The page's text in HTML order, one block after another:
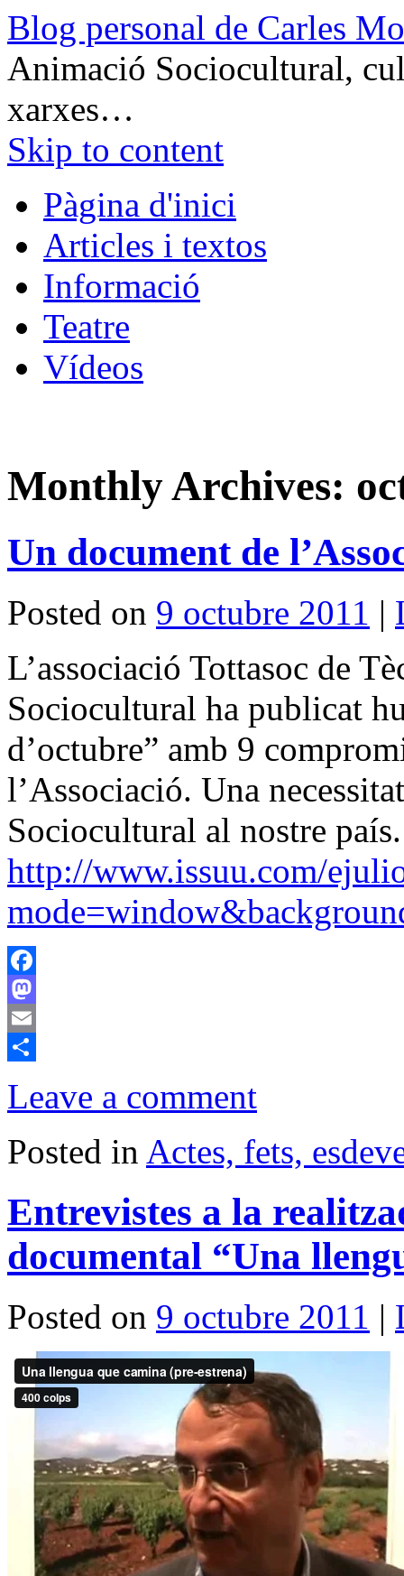
Blog personal de Carles
Animació Sociocultural,
xarxes…
Skip to content
Pàgina d'inici
Articles i textos
Informació
Teatre
Vídeos
Monthly Archives:
Un document de
Posted on 9 octubre 2011 |
L’associació Tottasoc de
Sociocultural ha publicat
d’octubre” amb 9
l’Associació. Una
Sociocultural al nostre país.
http://www.issuu.com/
Facebook
Mastodon
Email
Leave a comment
Posted in Actes, fets,
Entrevistes a la
documental “Una
Posted on 9 octubre 2011 |